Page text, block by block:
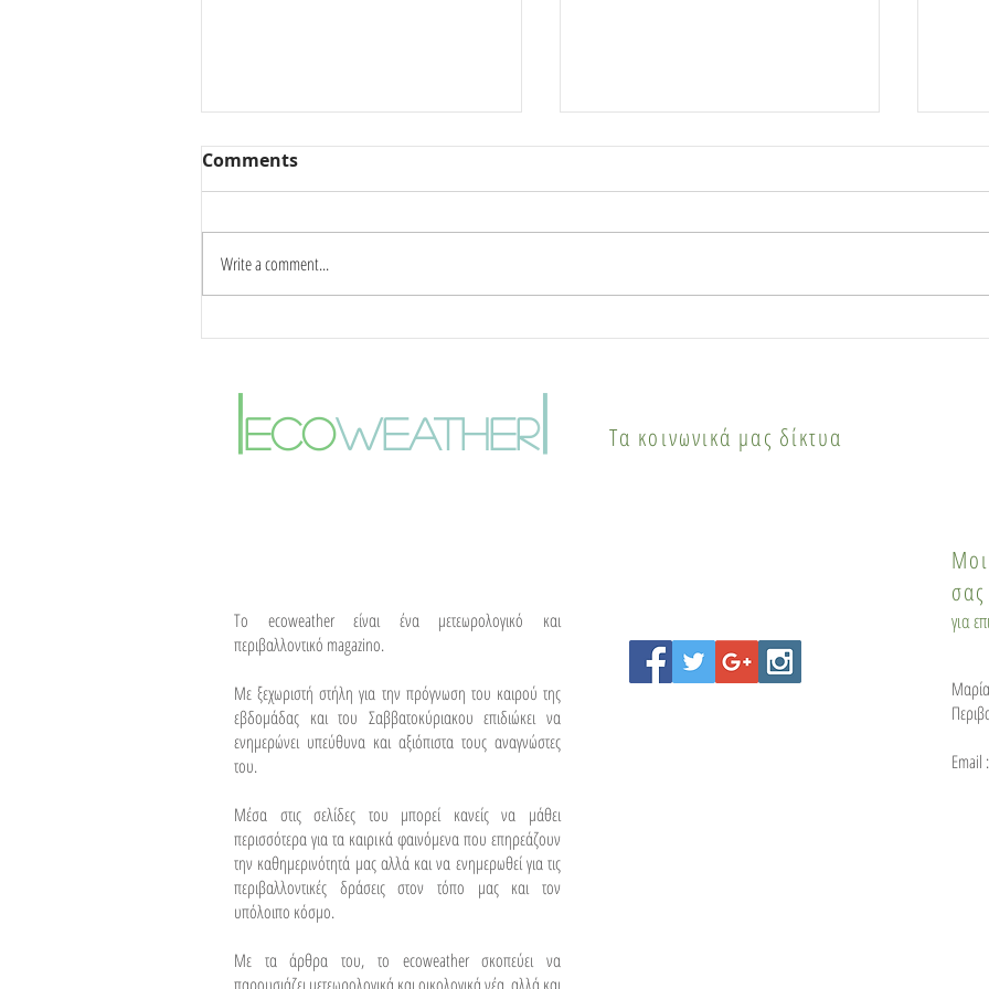
Καύσωνας δύο ημερών:
Πότε αλλάζει το σκηνικό
του καιρού
Γιατί οι πόλεις «βράζουν»
λύσεις
Comments
Write a comment...
ecoweather| Τα κοινωνικά μας δίκτυα
To ecoweather είναι ένα μετεωρολογικό και
περιβαλλοντικό magazino.
Με ξεχωριστή στήλη για την πρόγνωση του καιρού της
εβδομάδας και του Σαββατοκύριακου επιδιώκει να
ενημερώνει υπεύθυνα και αξιόπιστα τους αναγνώστες
του.
Μέσα στις σελίδες του μπορεί κανείς να μάθει
περισσότερα για τα καιρικά φαινόμενα που επηρεάζουν
την καθημερινότητά μας αλλά και να ενημερωθεί για τις
περιβαλλοντικές δράσεις στον τόπο μας και τον
υπόλοιπο κόσμο.
Με τα άρθρα του, το ecoweather σκοπεύει να
σας
για
Email :